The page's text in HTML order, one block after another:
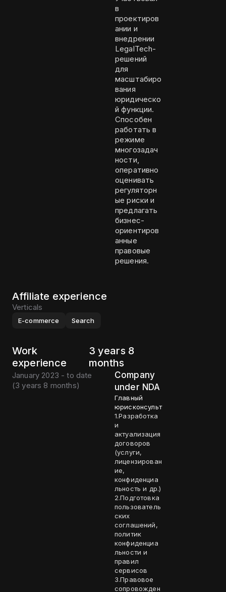
в
проектиров
ании и
внедрении
LegalTech-
решений
для
масштабиро
вания
юридическо
й функции.
Способен
работать в
режиме
многозадач
ности,
оперативно
оценивать
регуляторн
ые риски и
предлагать
бизнес-
ориентиров
анные
правовые
решения.
Affiliate experience
Verticals
E-commerce Search
Work
experience
3 years 8
months
January 2023 - to date
(3 years 8 months)
Company
under NDA
Главный
юрисконсульт
1.Разработка
и
актуализация
договоров
(услуги,
лицензирован
ие,
конфиденциа
льность и др.)
2.Подготовка
пользователь
ских
соглашений,
политик
конфиденциа
льности и
правил
сервисов
3.Правовое
сопровожден